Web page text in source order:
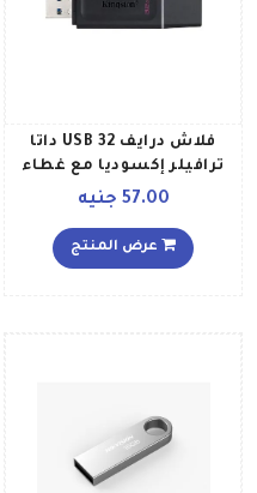
فلاش درايف USB 32 داتا
ترافيلر إكسوديا مع غطاء
واقٍ 32 جيجابايت57.00 جنيه
عرض المنتج